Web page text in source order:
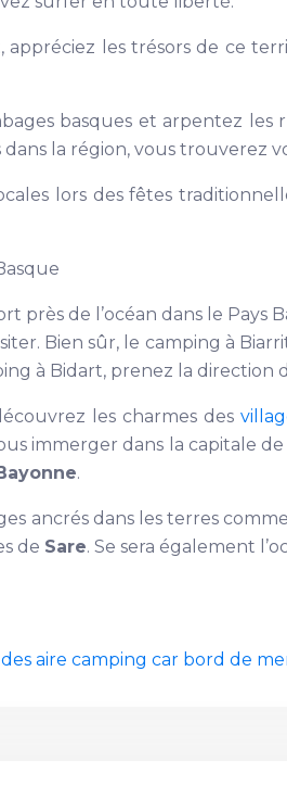
appréciez les trésors de ce
basques et arpentez les
la région, vous trouverez
lors des fêtes
près de l’océan dans le
Bien sûr, le camping à
à Bidart, prenez la direction
les charmes des
immerger dans la capitale de
.
ancrés dans les terres
de Sare. Se sera également
aire camping car bord de